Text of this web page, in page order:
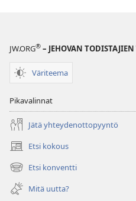
JW.ORG® – JEHOVAN
Väriteema
Pikavalinnat
Jätä yhteydenottopyyntö
Etsi kokous
(avaa
uuden
ikkunan)
Etsi konventti
(avaa
uuden
ikkunan)
Mitä uutta?